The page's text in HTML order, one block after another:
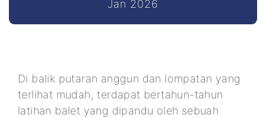
Jan 2026
Di balik putaran anggun dan lompatan yang
terlihat mudah, terdapat bertahun-tahun
latihan balet yang dipandu oleh sebuah